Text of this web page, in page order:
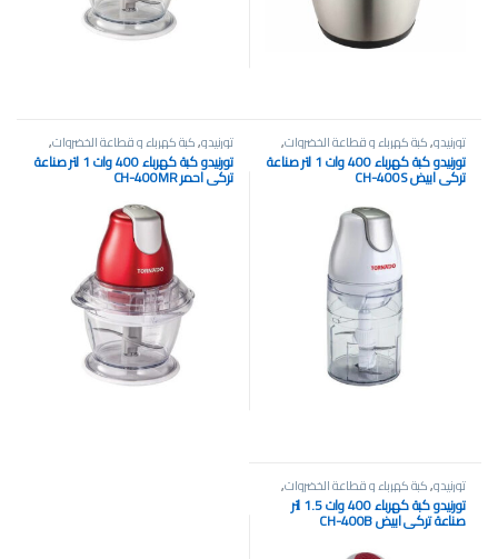
تورنيدو,كبة كهرباء و قطاعة الخضروات,
مستلزمات المطبخ تورنيدو كبة كهرباء 400 وات 1 لتر صناعة
تركي ابيض CH-400S
تورنيدو,كبة كهرباء و قطاعة الخضروات,
مستلزمات المطبخ تورنيدو كبة كهرباء 400 وات 1 لتر صناعة
تركي احمر CH-400MR
تورنيدو,كبة كهرباء و قطاعة الخضروات,
مستلزمات المطبخ تورنيدو كبة كهرباء 400 وات 1.5 لتر
صناعة تركي ابيض CH-400B